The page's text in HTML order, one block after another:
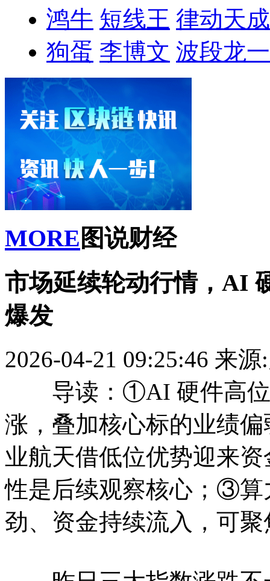
鸿牛 短线王 律动天成
狗蛋 李博文 波段龙一
MORE 图说财经
市场延续轮动行情，AI
爆发
2026-04-21 09:25:46 来源
导读：①AI 硬件高位
涨，叠加核心标的业绩
业航天借低位优势迎来
性是后续观察核心；③算
劲、资金持续流入，可